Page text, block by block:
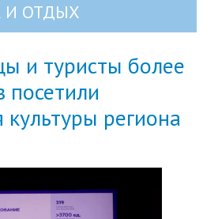
И ОТДЫХ
и туристы более
посетили
региона